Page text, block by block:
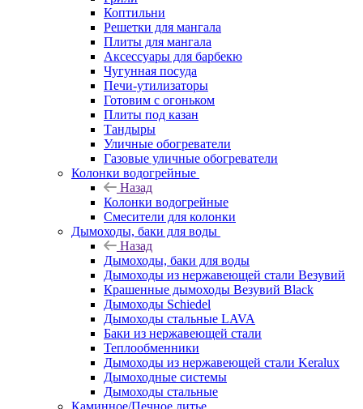
Коптильни
Решетки для мангала
Плиты для мангала
Аксессуары для барбекю
Чугунная посуда
Печи-утилизаторы
Готовим с огоньком
Плиты под казан
Тандыры
Уличные обогреватели
Газовые уличные обогреватели
Колонки водогрейные
Назад
Колонки водогрейные
Смесители для колонки
Дымоходы, баки для воды
Назад
Дымоходы, баки для воды
Дымоходы из нержавеющей стали Везувий
Крашенные дымоходы Везувий Black
Дымоходы Schiedel
Дымоходы стальные LAVA
Баки из нержавеющей стали
Теплообменники
Дымоходы из нержавеющей стали Keralux
Дымоходные системы
Дымоходы стальные
Каминное/Печное литье